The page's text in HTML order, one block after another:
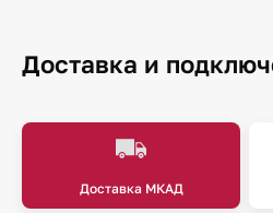
Доставка и
Доставка МКАД